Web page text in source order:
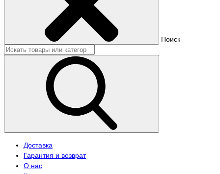
Поиск
Доставка
Гарантия и возврат
О нас